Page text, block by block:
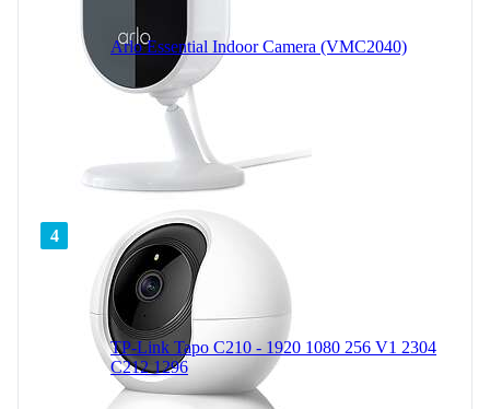
Arlo Essential Indoor Camera (VMC2040)
4
TP-Link Tapo C210 - 1920 1080 256 V1 2304
C212 1296